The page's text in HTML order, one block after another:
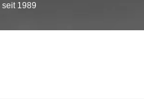
seit 1989